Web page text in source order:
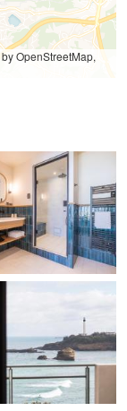
OpenStreetMap,